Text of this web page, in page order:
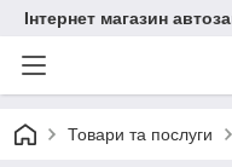
Інтернет магазин
Товари та послуги